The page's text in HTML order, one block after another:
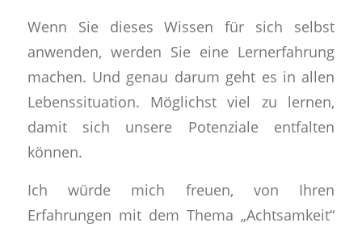
Wenn Sie dieses Wissen für sich selbst
anwenden, werden Sie eine Lernerfahrung
machen. Und genau darum geht es in allen
Lebenssituation. Möglichst viel zu lernen,
damit sich unsere Potenziale entfalten
können.
Ich würde mich freuen, von Ihren
Erfahrungen mit dem Thema „Achtsamkeit“